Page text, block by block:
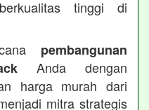
tinggi di
pembangunan
Anda dengan
harga murah dari
mitra strategis